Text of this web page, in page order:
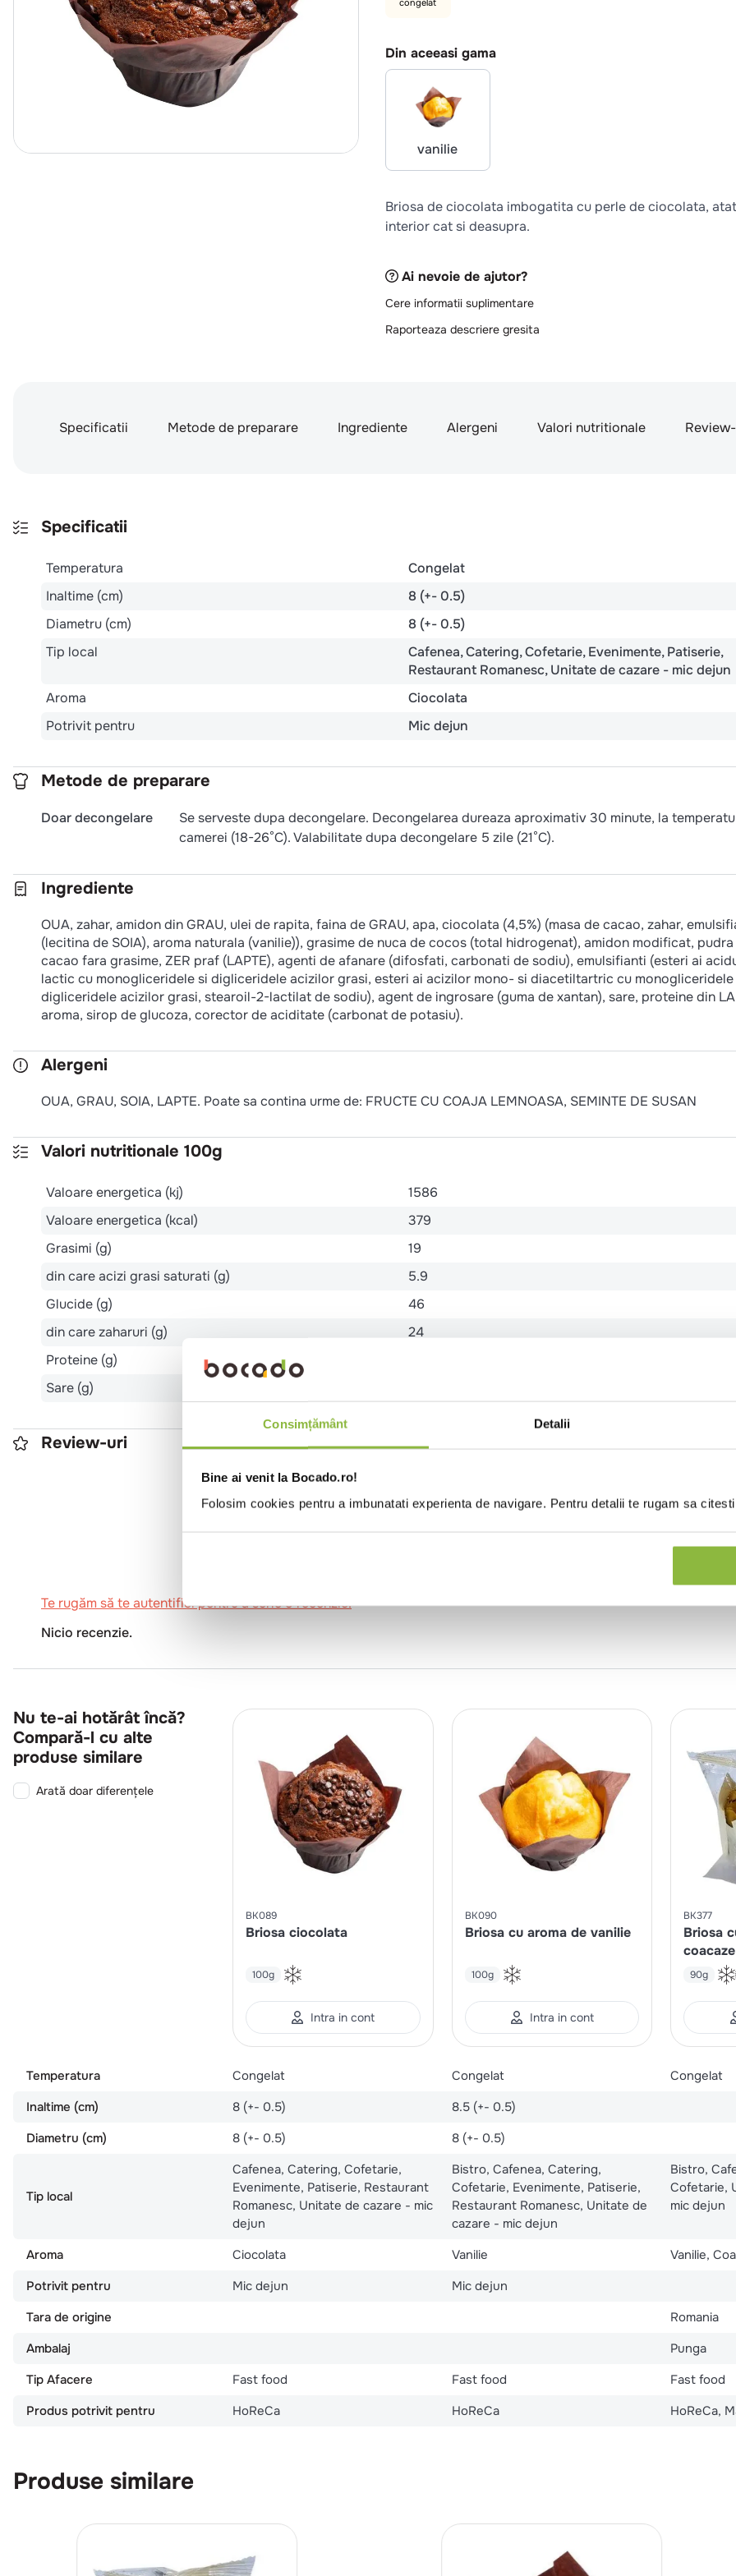
Consimțământ Detalii
Bine ai venit la Bocado.ro!
Folosim cookies pentru a imbunatati experienta de navigare. Pentru detalii te rugam sa
congelat
Din aceeasi gama
vanilie
Briosa de ciocolata imbogatita cu perle de ciocolata,
interior cat si deasupra.
Ai nevoie de ajutor?
Cere informatii suplimentare
Raporteaza descriere gresita
Specificatii Metode de preparare Ingrediente Alergeni Valori nutritionale
Specificatii
Temperatura
Congelat
Inaltime (cm)
8 (+- 0.5)
Diametru (cm)
8 (+- 0.5)
Tip local
Cafenea Catering Cofetarie Evenimente Patiserie
Restaurant Romanesc Unitate de cazare - mic dejun
Aroma
Ciocolata
Potrivit pentru
Mic dejun
Metode de preparare
Doar decongelare
Se serveste dupa decongelare. Decongelarea dureaza aproximativ 30 minute, la
camerei (18-26°C). Valabilitate dupa decongelare 5 zile (21°C).
Ingrediente
OUA, zahar, amidon din GRAU, ulei de rapita, faina de GRAU, apa, ciocolata (4,5%) (masa de cacao, zahar,
(lecitina de SOIA), aroma naturala (vanilie)), grasime de nuca de cocos (total hidrogenat), amidon modificat,
cacao fara grasime, ZER praf (LAPTE), agenti de afanare (difosfati, carbonati de sodiu), emulsifianti (esteri ai
lactic cu monogliceridele si digliceridele acizilor grasi, esteri ai acizilor mono- si diacetiltartric cu monogliceridele
digliceridele acizilor grasi, stearoil-2-lactilat de sodiu), agent de ingrosare (guma de xantan), sare, proteine din
aroma, sirop de glucoza, corector de aciditate (carbonat de potasiu).
Alergeni
OUA, GRAU, SOIA, LAPTE. Poate sa contina urme de: FRUCTE CU COAJA LEMNOASA, SEMINTE DE SUSAN
Valori nutritionale 100g
Valoare energetica (kj)
1586
Valoare energetica (kcal)
379
Grasimi (g)
19
din care acizi grasi saturati (g)
5.9
Glucide (g)
46
din care zaharuri (g)
24
Proteine (g)
Sare (g)
Review-uri
0 (0 recenzii)
Te rugăm să te autentifici pentru a scrie o recenzie.
Nicio recenzie.
Nu te-ai hotărât încă?
Compară-l cu alte
produse similare
Arată doar diferențele
BK089
Briosa ciocolata
100g
Intra in cont
BK090
Briosa cu aroma de vanilie
100g
Intra in cont
BK377
Briosa
coacaze
90g
Temperatura Congelat Congelat
Congelat
Inaltime (cm)
8 (+- 0.5)
8.5 (+- 0.5)
Diametru (cm)
8 (+- 0.5) 8 (+- 0.5)
Tip local
Cafenea, Catering, Cofetarie,
Evenimente, Patiserie, Restaurant
Romanesc, Unitate de cazare - mic
dejun
Bistro, Cafenea, Catering,
Cofetarie, Evenimente, Patiserie,
Restaurant Romanesc, Unitate de
cazare - mic dejun
Bistro,
Cofetarie,
mic dejun
Aroma Ciocolata Vanilie
Vanilie,
Potrivit pentru
Mic dejun
Mic dejun
Tara de origine
Romania
Ambalaj
Punga
Tip Afacere
Fast food Fast food
Fast food
Produs potrivit pentru
HoReCa HoReCa HoReCa,
Produse similare